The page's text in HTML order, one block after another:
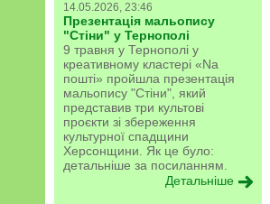
14.05.2026, 23:46
Презентація мальопису
"Стіни" у Тернополі
9 травня у Тернополі у
креативному кластері «Na
пошті» пройшла презентація
мальопису "Стіни", який
представив три культові
проєкти зі збереження
культурної спадщини
Херсонщини. Як це було:
детальніше за посиланням.
Детальніше